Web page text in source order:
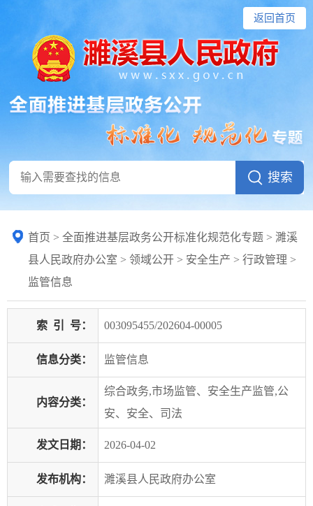
返回首页
首页 > 全面推进基层政务公开标准化规范化专题 > 濉溪
县人民政府办公室 > 领域公开 > 安全生产 > 行政管理 >
监管信息
索 引 号： 003095455/202604-00005
信息分类： 监管信息
内容分类：
综合政务,市场监管、安全生产监管,公
安、安全、司法
发文日期： 2026-04-02
发布机构： 濉溪县人民政府办公室